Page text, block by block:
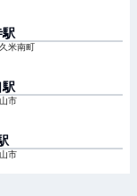
駅
米南町
駅
市
市